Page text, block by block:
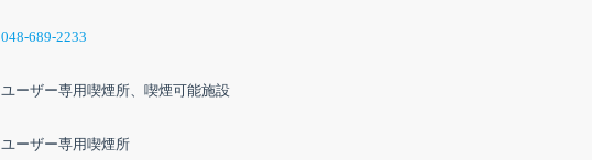
048-689-2233
ユーザー専用喫煙所、喫煙可能施設
ユーザー専用喫煙所